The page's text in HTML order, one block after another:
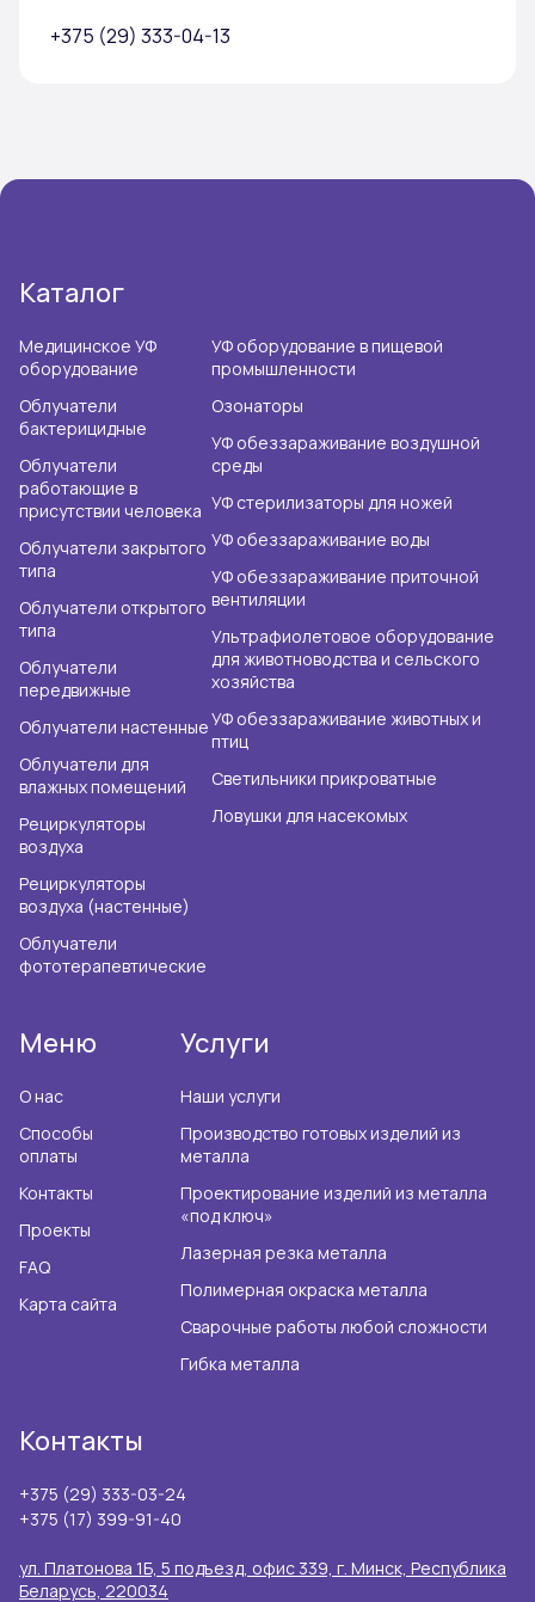
+375 (29) 333-04-13
Каталог
Медицинское УФ
оборудование
Облучатели
бактерицидные
Облучатели
работающие в
присутствии человека
Облучатели закрытого
типа
Облучатели открытого
типа
Облучатели
передвижные
Облучатели настенные
Облучатели для
влажных помещений
Рециркуляторы
воздуха
Рециркуляторы
воздуха (настенные)
Облучатели
фототерапевтические
УФ оборудование в пищевой
промышленности
Озонаторы
УФ обеззараживание воздушной
среды
УФ стерилизаторы для ножей
УФ обеззараживание воды
УФ обеззараживание приточной
вентиляции
Ультрафиолетовое оборудование
для животноводства и сельского
хозяйства
УФ обеззараживание животных и
птиц
Светильники прикроватные
Ловушки для насекомых
Меню
О нас
Способы
оплаты
Контакты
Проекты
FAQ
Карта сайта
Услуги
Наши услуги
Производство готовых изделий из
металла
Проектирование изделий из металла
«под ключ»
Лазерная резка металла
Полимерная окраска металла
Сварочные работы любой сложности
Гибка металла
Контакты
+375 (29) 333-03-24
+375 (17) 399-91-40
ул. Платонова 1Б, 5 подъезд, офис 339, г. Минск, Республика
Беларусь, 220034